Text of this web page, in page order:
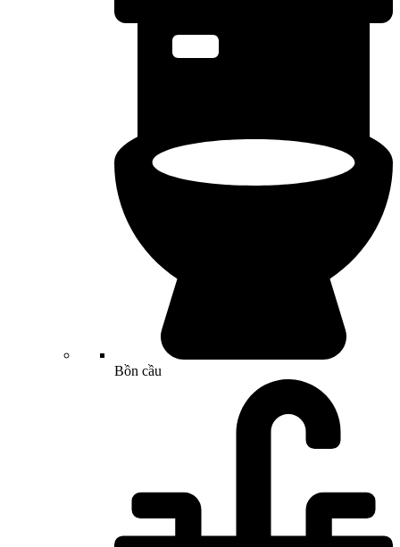
Bồn cầu